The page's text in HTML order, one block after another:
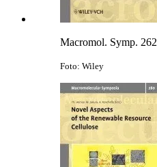
Macromol. Symp. 262
Foto: Wiley